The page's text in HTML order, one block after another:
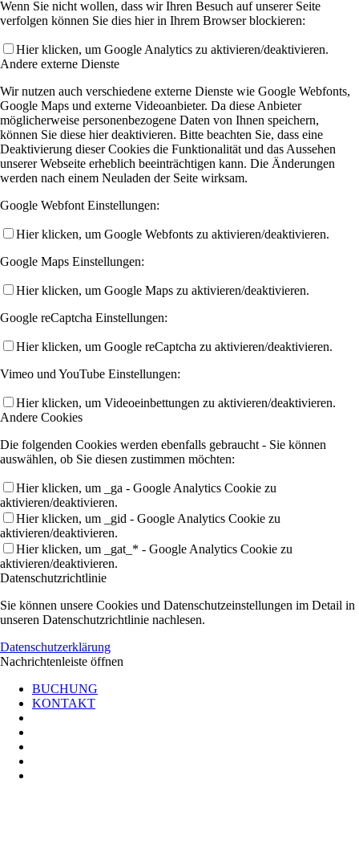
Wenn Sie nicht wollen, dass wir Ihren Besuch auf unserer Seite
verfolgen können Sie dies hier in Ihrem Browser blockieren:
Hier klicken, um Google Analytics zu aktivieren/deaktivieren.
Andere externe Dienste
Wir nutzen auch verschiedene externe Dienste wie Google Webfonts,
Google Maps und externe Videoanbieter. Da diese Anbieter
möglicherweise personenbezogene Daten von Ihnen speichern,
können Sie diese hier deaktivieren. Bitte beachten Sie, dass eine
Deaktivierung dieser Cookies die Funktionalität und das Aussehen
unserer Webseite erheblich beeinträchtigen kann. Die Änderungen
werden nach einem Neuladen der Seite wirksam.
Google Webfont Einstellungen:
Hier klicken, um Google Webfonts zu aktivieren/deaktivieren.
Google Maps Einstellungen:
Hier klicken, um Google Maps zu aktivieren/deaktivieren.
Google reCaptcha Einstellungen:
Hier klicken, um Google reCaptcha zu aktivieren/deaktivieren.
Vimeo und YouTube Einstellungen:
Hier klicken, um Videoeinbettungen zu aktivieren/deaktivieren.
Andere Cookies
Die folgenden Cookies werden ebenfalls gebraucht - Sie können
auswählen, ob Sie diesen zustimmen möchten:
Hier klicken, um _ga - Google Analytics Cookie zu
aktivieren/deaktivieren.
Hier klicken, um _gid - Google Analytics Cookie zu
aktivieren/deaktivieren.
Hier klicken, um _gat_* - Google Analytics Cookie zu
aktivieren/deaktivieren.
Datenschutzrichtlinie
Sie können unsere Cookies und Datenschutzeinstellungen im Detail in
unseren Datenschutzrichtlinie nachlesen.
Datenschutzerklärung
Nachrichtenleiste öffnen
BUCHUNG
KONTAKT